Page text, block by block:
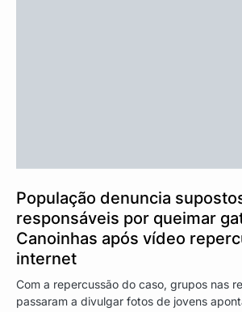
População denuncia
responsáveis por queimar
Canoinhas após vídeo
internet
Com a repercussão do caso, grupos nas
passaram a divulgar fotos de jovens